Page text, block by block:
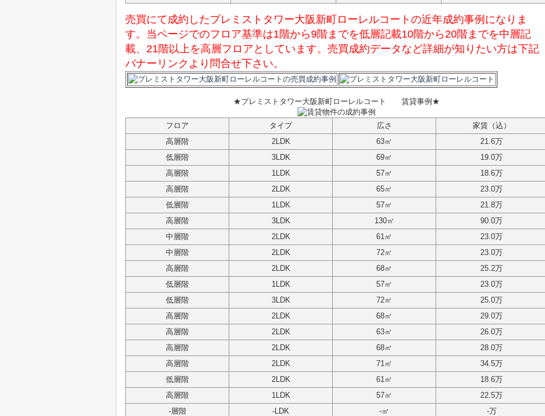
売買にて成約したプレミストタワー大阪新町ローレルコートの近年成約事例になりま
す。当ページでのフロア基準は1階から9階までを低層記載10階から20階までを中層記
載、21階以上を高層フロアとしています。売買成約データなど詳細が知りたい方は下記
バナーリンクより問合せ下さい。
★プレミストタワー大阪新町ローレルコート 賃貸事例★
フロア タイプ 広さ
家賃（込）
高層階
2LDK 63㎡
21.6万
低層階
3LDK 69㎡
19.0万
高層階
1LDK 57㎡
18.6万
高層階
2LDK 65㎡
23.0万
低層階
1LDK 57㎡
21.8万
高層階
3LDK 130㎡
90.0万
中層階
2LDK 61㎡
23.0万
中層階
2LDK 72㎡
23.0万
高層階
2LDK 68㎡
25.2万
低層階
1LDK 57㎡
23.0万
低層階
3LDK 72㎡
25.0万
高層階
2LDK 68㎡
29.0万
高層階
2LDK 63㎡
26.0万
高層階
2LDK 68㎡
28.0万
高層階
2LDK 71㎡
34.5万
低層階
2LDK 61㎡
18.6万
高層階
1LDK 57㎡
22.5万
-層階
-LDK -㎡ -万